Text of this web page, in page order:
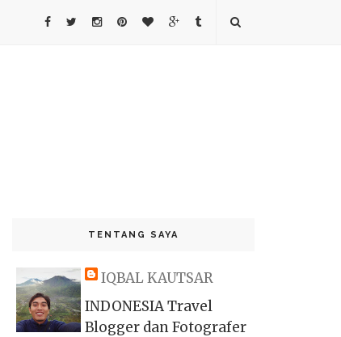
TENTANG SAYA
IQBAL KAUTSAR
INDONESIA Travel
Blogger dan Fotografer